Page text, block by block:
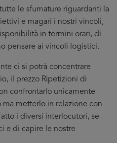
le sfumature riguardanti la
e magari i nostri vincoli,
in termini orari, di
pensare ai vincoli logistici.
ci si potrà concentrare
il prezzo Ripetizioni di
confrontarlo unicamente
ma metterlo in relazione con
i diversi interlocutori, se
e di capire le nostre